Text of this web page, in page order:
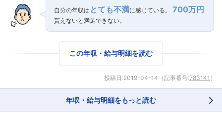
自分の年収は とても不満に感じている。 700万円
貰えないと満足できない。
この年収・給与明細を読む
投稿日:2019-04-14 （記事番号:783141 ）
年収・給与明細をもっと読む